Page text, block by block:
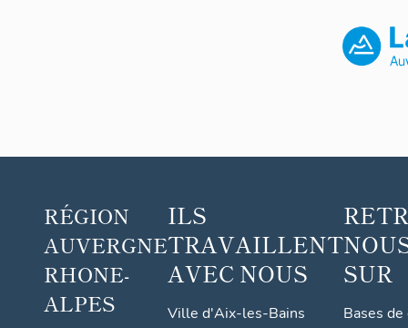
RÉGION
AUVERGNE
RHONE-
ALPES
ILS
TRAVAILLENT
AVEC NOUS
Ville d'Aix-les-Bains
SUR
Bases